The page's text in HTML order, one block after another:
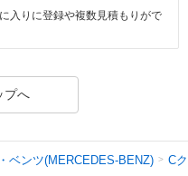
入りに登録や複数見積もりがで
プへ
ベンツ(MERCEDES-BENZ) C